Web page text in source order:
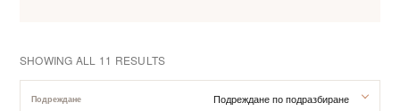
SHOWING ALL 11 RESULTS
Подреждане Подреждане по подразбиране